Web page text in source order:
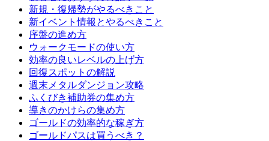
新規・復帰勢がやるべきこと
新イベント情報とやるべきこと
序盤の進め方
ウォークモードの使い方
効率の良いレベルの上げ方
回復スポットの解説
週末メタルダンジョン攻略
ふくびき補助券の集め方
導きのかけらの集め方
ゴールドの効率的な稼ぎ方
ゴールドパスは買うべき？